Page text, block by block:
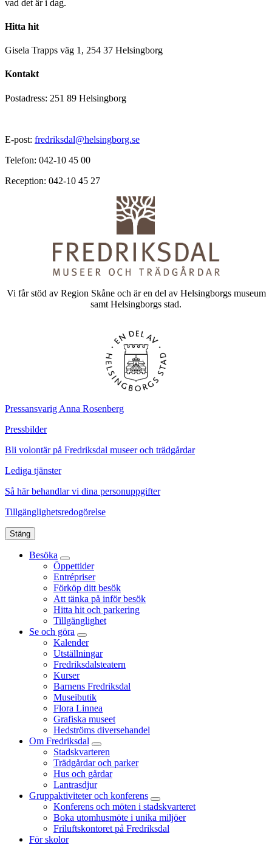
vad det är i dag.
Hitta hit
Gisela Trapps väg 1, 254 37 Helsingborg
Kontakt
Postadress: 251 89 Helsingborg
E-post: fredriksdal@helsingborg.se
Telefon: 042-10 45 00
Reception: 042-10 45 27
Vi får stöd av Region Skåne och är en del av Helsingborgs museum
samt Helsingborgs stad.
Pressansvarig Anna Rosenberg
Pressbilder
Bli volontär på Fredriksdal museer och trädgårdar
Lediga tjänster
Så här behandlar vi dina personuppgifter
Tillgänglighetsredogörelse
Stäng
Besöka
Öppettider
Entrépriser
Förköp ditt besök
Att tänka på inför besök
Hitta hit och parkering
Tillgänglighet
Se och göra
Kalender
Utställningar
Fredriksdalsteatern
Kurser
Barnens Fredriksdal
Museibutik
Flora Linnea
Grafiska museet
Hedströms diversehandel
Om Fredriksdal
Stadskvarteren
Trädgårdar och parker
Hus och gårdar
Lantrasdjur
Gruppaktiviteter och konferens
Konferens och möten i stadskvarteret
Boka utomhusmöte i unika miljöer
Friluftskontoret på Fredriksdal
För skolor